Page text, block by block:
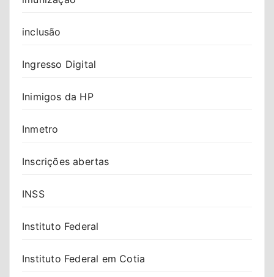
inclusão
Ingresso Digital
Inimigos da HP
Inmetro
Inscrições abertas
INSS
Instituto Federal
Instituto Federal em Cotia